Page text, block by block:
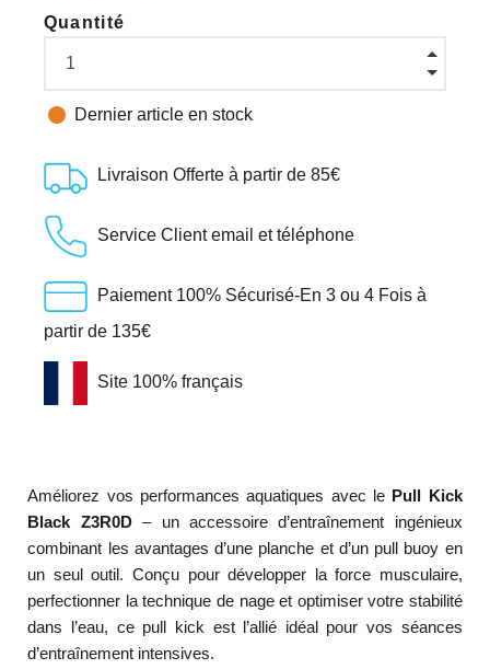
Quantité
 Dernier article en stock
Livraison Offerte à partir de 85€
Service Client email et téléphone
Paiement 100% Sécurisé-En 3 ou 4 Fois à
partir de 135€
Site 100% français
Améliorez vos performances aquatiques avec le Pull Kick
Black Z3R0D– un accessoire d’entraînement ingénieux
combinant les avantages d’une planche et d’un pull buoy en
un seul outil. Conçu pour développer la force musculaire,
perfectionner la technique de nage et optimiser votre stabilité
dans l’eau, ce pull kick est l’allié idéal pour vos séances
d’entraînement intensives.